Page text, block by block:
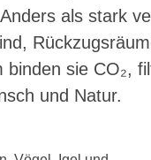
als stark
sie CO₂,
und Natur.